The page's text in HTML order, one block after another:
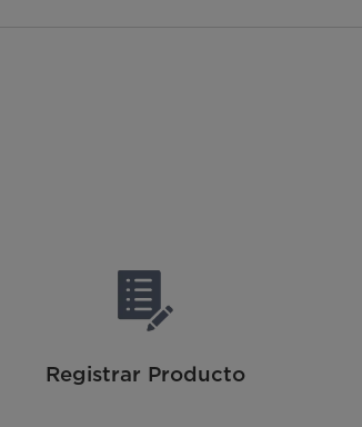
Registrar Producto